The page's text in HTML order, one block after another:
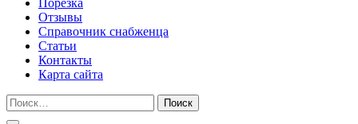
Порезка
Отзывы
Справочник снабженца
Статьи
Контакты
Карта сайта